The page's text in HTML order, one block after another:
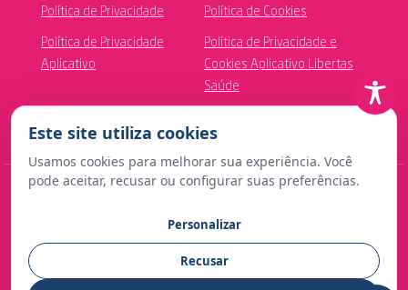
Política de Privacidade Política de Cookies
Política de Privacidade
Aplicativo
Política de Privacidade e
Cookies Aplicativo Libertas
Saúde
Contato para imprensa:
comunicacao@fundacaolibertas.com.br
Este site utiliza cookies
Usamos cookies para melhorar sua experiência. Você
pode aceitar, recusar ou configurar suas preferências.
Personalizar
Recusar